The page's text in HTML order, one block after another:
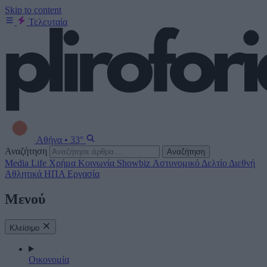
Skip to content
Τελευταία
Αθήνα • 33°
Αναζήτηση
Αναζήτηση
Media Life Χρήμα Κοινωνία Showbiz Αστυνομικό Δελτίο Διεθνή
Αθλητικά ΗΠΑ Εργασία
Μενού
Κλείσιμο
Οικονομία